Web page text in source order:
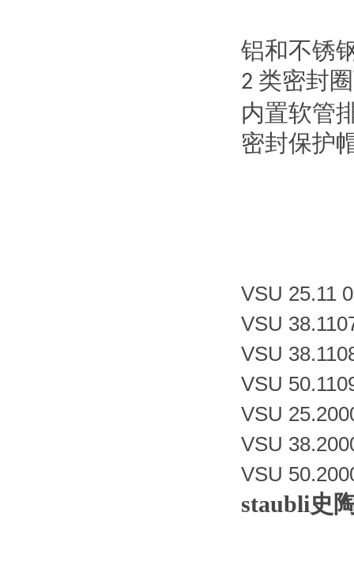
铝和不锈
2 类密封
内置软管
密封保护
VSU 25.11
VSU
VSU
VSU
VSU
VSU
VSU
staubli史